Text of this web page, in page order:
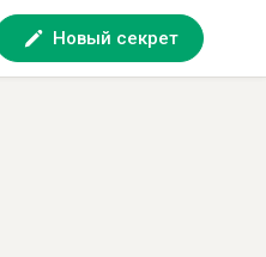
Новый секрет